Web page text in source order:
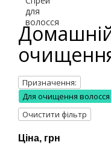
Призначення:
Для очищення волосся
Очистити фільтр
Ціна, грн